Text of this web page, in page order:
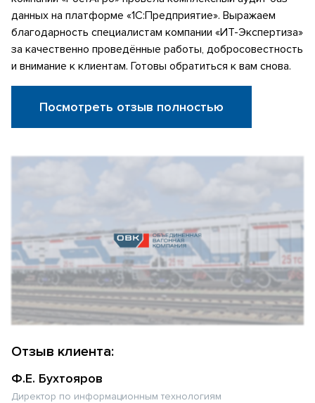
данных на платформе «1С:Предприятие». Выражаем
благодарность специалистам компании «ИТ-Экспертиза»
за качественно проведённые работы, добросовестность
и внимание к клиентам. Готовы обратиться к вам снова.
Посмотреть отзыв полностью
Отзыв клиента:
Ф.Е. Бухтояров
Директор по информационным технологиям